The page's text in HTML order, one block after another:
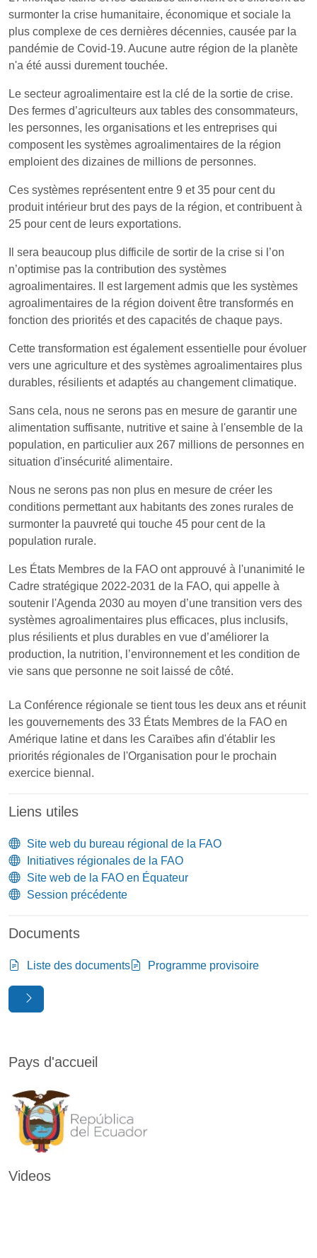
surmonter la crise humanitaire, économique et sociale la
plus complexe de ces dernières décennies, causée par la
pandémie de Covid-19. Aucune autre région de la planète
n'a été aussi durement touchée.
Le secteur agroalimentaire est la clé de la sortie de crise.
Des fermes d’agriculteurs aux tables des consommateurs,
les personnes, les organisations et les entreprises qui
composent les systèmes agroalimentaires de la région
emploient des dizaines de millions de personnes.
Ces systèmes représentent entre 9 et 35 pour cent du
produit intérieur brut des pays de la région, et contribuent à
25 pour cent de leurs exportations.
Il sera beaucoup plus difficile de sortir de la crise si l’on
n’optimise pas la contribution des systèmes
agroalimentaires. Il est largement admis que les systèmes
agroalimentaires de la région doivent être transformés en
fonction des priorités et des capacités de chaque pays.
Cette transformation est également essentielle pour évoluer
vers une agriculture et des systèmes agroalimentaires plus
durables, résilients et adaptés au changement climatique.
Sans cela, nous ne serons pas en mesure de garantir une
alimentation suffisante, nutritive et saine à l'ensemble de la
population, en particulier aux 267 millions de personnes en
situation d'insécurité alimentaire.
Nous ne serons pas non plus en mesure de créer les
conditions permettant aux habitants des zones rurales de
surmonter la pauvreté qui touche 45 pour cent de la
population rurale.
Les États Membres de la FAO ont approuvé à l'unanimité le
Cadre stratégique 2022-2031 de la FAO, qui appelle à
soutenir l'Agenda 2030 au moyen d’une transition vers des
systèmes agroalimentaires plus efficaces, plus inclusifs,
plus résilients et plus durables en vue d’améliorer la
production, la nutrition, l’environnement et les condition de
vie sans que personne ne soit laissé de côté.
La Conférence régionale se tient tous les deux ans et réunit
les gouvernements des 33 États Membres de la FAO en
Amérique latine et dans les Caraïbes afin d'établir les
priorités régionales de l'Organisation pour le prochain
exercice biennal.
Liens utiles
Site web du bureau régional de la FAO
Initiatives régionales de la FAO
Site web de la FAO en Équateur
Session précédente
Documents
Liste des documents Programme provisoire
Pays d'accueil
Videos